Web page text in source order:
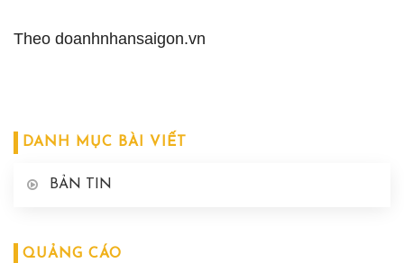
Theo doanhnhansaigon.vn
DANH MỤC BÀI VIẾT
BẢN TIN
QUẢNG CÁO